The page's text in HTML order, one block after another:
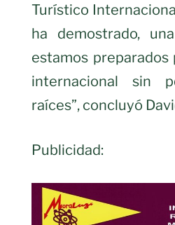
Turístico
ha demostrado,
estamos preparados
internacional sin
raíces”, concluyó
Publicidad: